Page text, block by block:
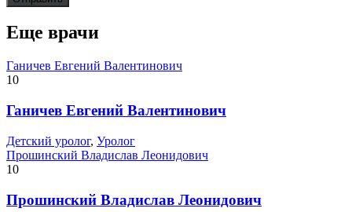
Еще врачи
Ганичев Евгений Валентинович
10
Ганичев Евгений Валентинович
Детский уролог, Уролог
Прошинский Владислав Леонидович
10
Прошинский Владислав Леонидович